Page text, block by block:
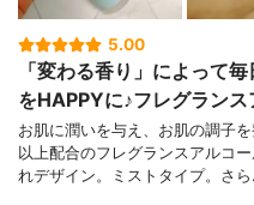
5.00
「変わる香り」によって
をHAPPYに♪フレグラン
お肌に潤いを与え、お肌の調子
以上配合のフレグランスアルコ
れデザイン。ミストタイプ。さ